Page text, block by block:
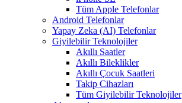
Tüm Apple Telefonlar
Android Telefonlar
Yapay Zeka (AI) Telefonlar
Giyilebilir Teknolojiler
Akıllı Saatler
Akıllı Bileklikler
Akıllı Çocuk Saatleri
Takip Cihazları
Tüm Giyilebilir Teknolojiler